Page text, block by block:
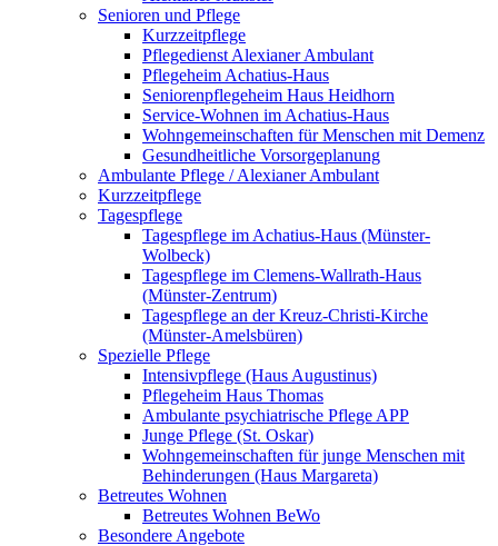
Senioren und Pflege
Kurzzeitpflege
Pflegedienst Alexianer Ambulant
Pflegeheim Achatius-Haus
Seniorenpflegeheim Haus Heidhorn
Service-Wohnen im Achatius-Haus
Wohngemeinschaften für Menschen mit Demenz
Gesundheitliche Vorsorgeplanung
Ambulante Pflege / Alexianer Ambulant
Kurzzeitpflege
Tagespflege
Tagespflege im Achatius-Haus (Münster-
Wolbeck)
Tagespflege im Clemens-Wallrath-Haus
(Münster-Zentrum)
Tagespflege an der Kreuz-Christi-Kirche
(Münster-Amelsbüren)
Spezielle Pflege
Intensivpflege (Haus Augustinus)
Pflegeheim Haus Thomas
Ambulante psychiatrische Pflege APP
Junge Pflege (St. Oskar)
Wohngemeinschaften für junge Menschen mit
Behinderungen (Haus Margareta)
Betreutes Wohnen
Betreutes Wohnen BeWo
Besondere Angebote